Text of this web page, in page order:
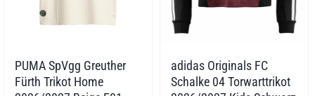
PUMA SpVgg Greuther
Fürth Trikot Home
adidas Originals FC
Schalke 04 Torwarttrikot